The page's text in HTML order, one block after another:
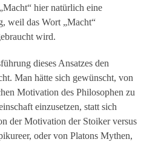
hier natürlich eine
weil das Wort „Macht“
wird.
dieses Ansatzes den
Man hätte sich gewünscht, von
Motivation des Philosophen zu
einzusetzen, statt sich
der Motivation der Stoiker versus
oder von Platons Mythen,